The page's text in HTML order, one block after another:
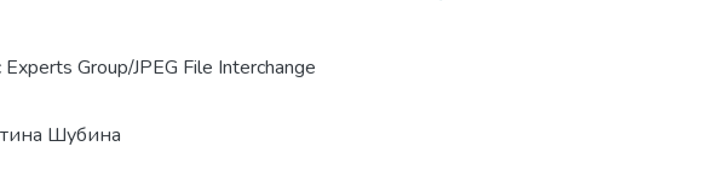
Group/JPEG File Interchange
Шубина